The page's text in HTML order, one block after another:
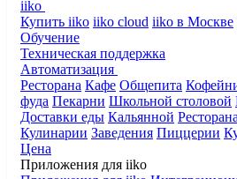
iiko
Купить iiko iiko cloud iiko в Москве
Обучение
Техническая поддержка
Автоматизация
Ресторана Кафе Общепита
фуда Пекарни Школьной столовой
Доставки еды Кальянной
Кулинарии Заведения Пиццерии
Цена
Приложения для iiko